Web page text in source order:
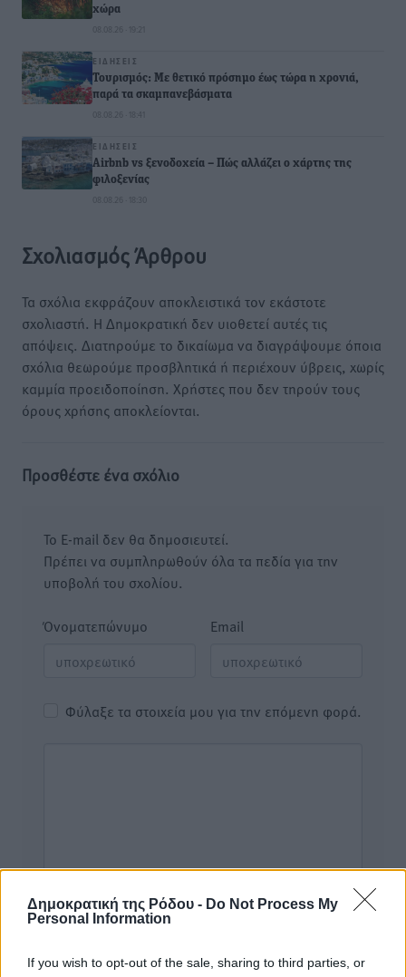
Δημοκρατική της Ρόδου - Do Not Process My
Personal Information
If you wish to opt-out of the sale, sharing to third parties, or
χώρα
08.08.26 · 19:21
ΕΙΔΉΣΕΙΣ
Τουρισμός: Με θετικό πρόσημο έως τώρα η χρονιά,
παρά τα σκαμπανεβάσματα
08.08.26 · 18:41
ΕΙΔΉΣΕΙΣ
Airbnb vs ξενοδοχεία – Πώς αλλάζει ο χάρτης της
φιλοξενίας
08.08.26 · 18:30
Σχολιασμός Άρθρου
Τα σχόλια εκφράζουν αποκλειστικά τον εκάστοτε
σχολιαστή. Η Δημοκρατική δεν υιοθετεί αυτές τις
απόψεις. Διατηρούμε το δικαίωμα να διαγράψουμε όποια
σχόλια θεωρούμε προσβλητικά ή περιέχουν ύβρεις, χωρίς
καμμία προειδοποίηση. Χρήστες που δεν τηρούν τους
όρους χρήσης αποκλείονται.
Προσθέστε ένα σχόλιο
Το E-mail δεν θα δημοσιευτεί.
Πρέπει να συμπληρωθούν όλα τα πεδία για την
υποβολή του σχολίου.
Όνοματεπώνυμο Email
Φύλαξε τα στοιχεία μου για την επόμενη φορά.